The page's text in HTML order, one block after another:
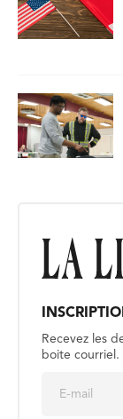
Recevez les
boite courriel.